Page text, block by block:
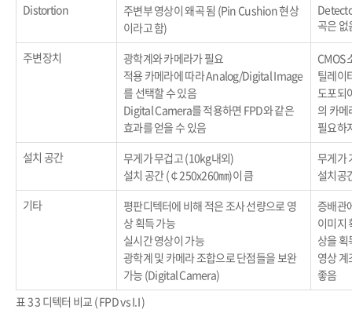
Distortion
주변부 영상이 왜곡 됨 (Pin Cushion 현상
이라고 함)
곡은 없
주변장치
광학계와 카메라가 필요
적용 카메라에 따라 Analog/Digital Image
를 선택할 수 있음
Digital Camera를 적용하면 FPD와 같은
효과를 얻을 수 있음
CMOS
틸레이
도포되
의 카메
필요하
설치 공간
무게가 무겁고 (10kg내외)
설치 공간 (￠250x260㎜)이 큼
무게가
설치공
기타
평판디텍터에 비해 적은 조사 선량으로 영
상 획득 가능
실시간 영상이 가능
광학계 및 카메라 조합으로 단점들을 보완
가능 (Digital Camera)
증배관
이미지
상을
영상
좋음
표 3 3 디텍터 비교 ( FPD vs I.I )